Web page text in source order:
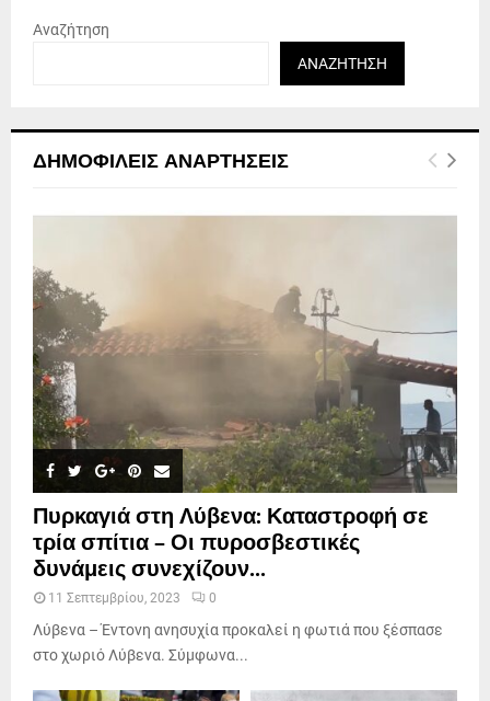
Αναζήτηση
ΑΝΑΖΉΤΗΣΗ
ΔΗΜΟΦΙΛΕΊΣ ΑΝΑΡΤΉΣΕΙΣ
Πυρκαγιά στη Λύβενα: Καταστροφή σε
τρία σπίτια – Οι πυροσβεστικές
δυνάμεις συνεχίζουν...
11 Σεπτεμβρίου, 2023 0
Λύβενα – Έντονη ανησυχία προκαλεί η φωτιά που ξέσπασε
στο χωριό Λύβενα. Σύμφωνα...